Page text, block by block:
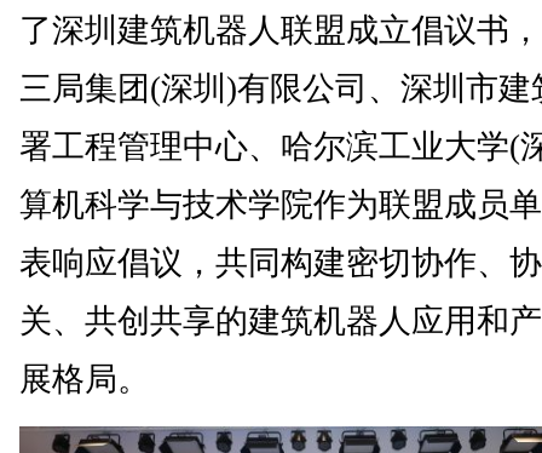
了深圳建筑机器人联盟成立倡议书
三局集团(深圳)有限公司、深圳市建
署工程管理中心、哈尔滨工业大学(
算机科学与技术学院作为联盟成员
表响应倡议，共同构建密切协作、
关、共创共享的建筑机器人应用和
展格局。